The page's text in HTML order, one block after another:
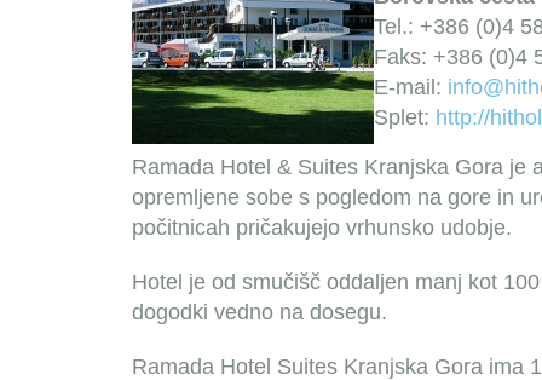
Tel.: +386 (0)4
Faks: +386 (0)4
E-mail:
Splet: http://
Ramada Hotel & Suites Kranjska Gora je
opremljene sobe s pogledom na gore in
počitnicah pričakujejo vrhunsko udobje.
Hotel je od smučišč oddaljen manj kot
dogodki vedno na dosegu.
Ramada Hotel Suites Kranjska Gora ima